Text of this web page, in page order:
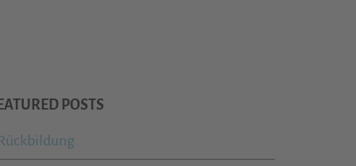
POSTS